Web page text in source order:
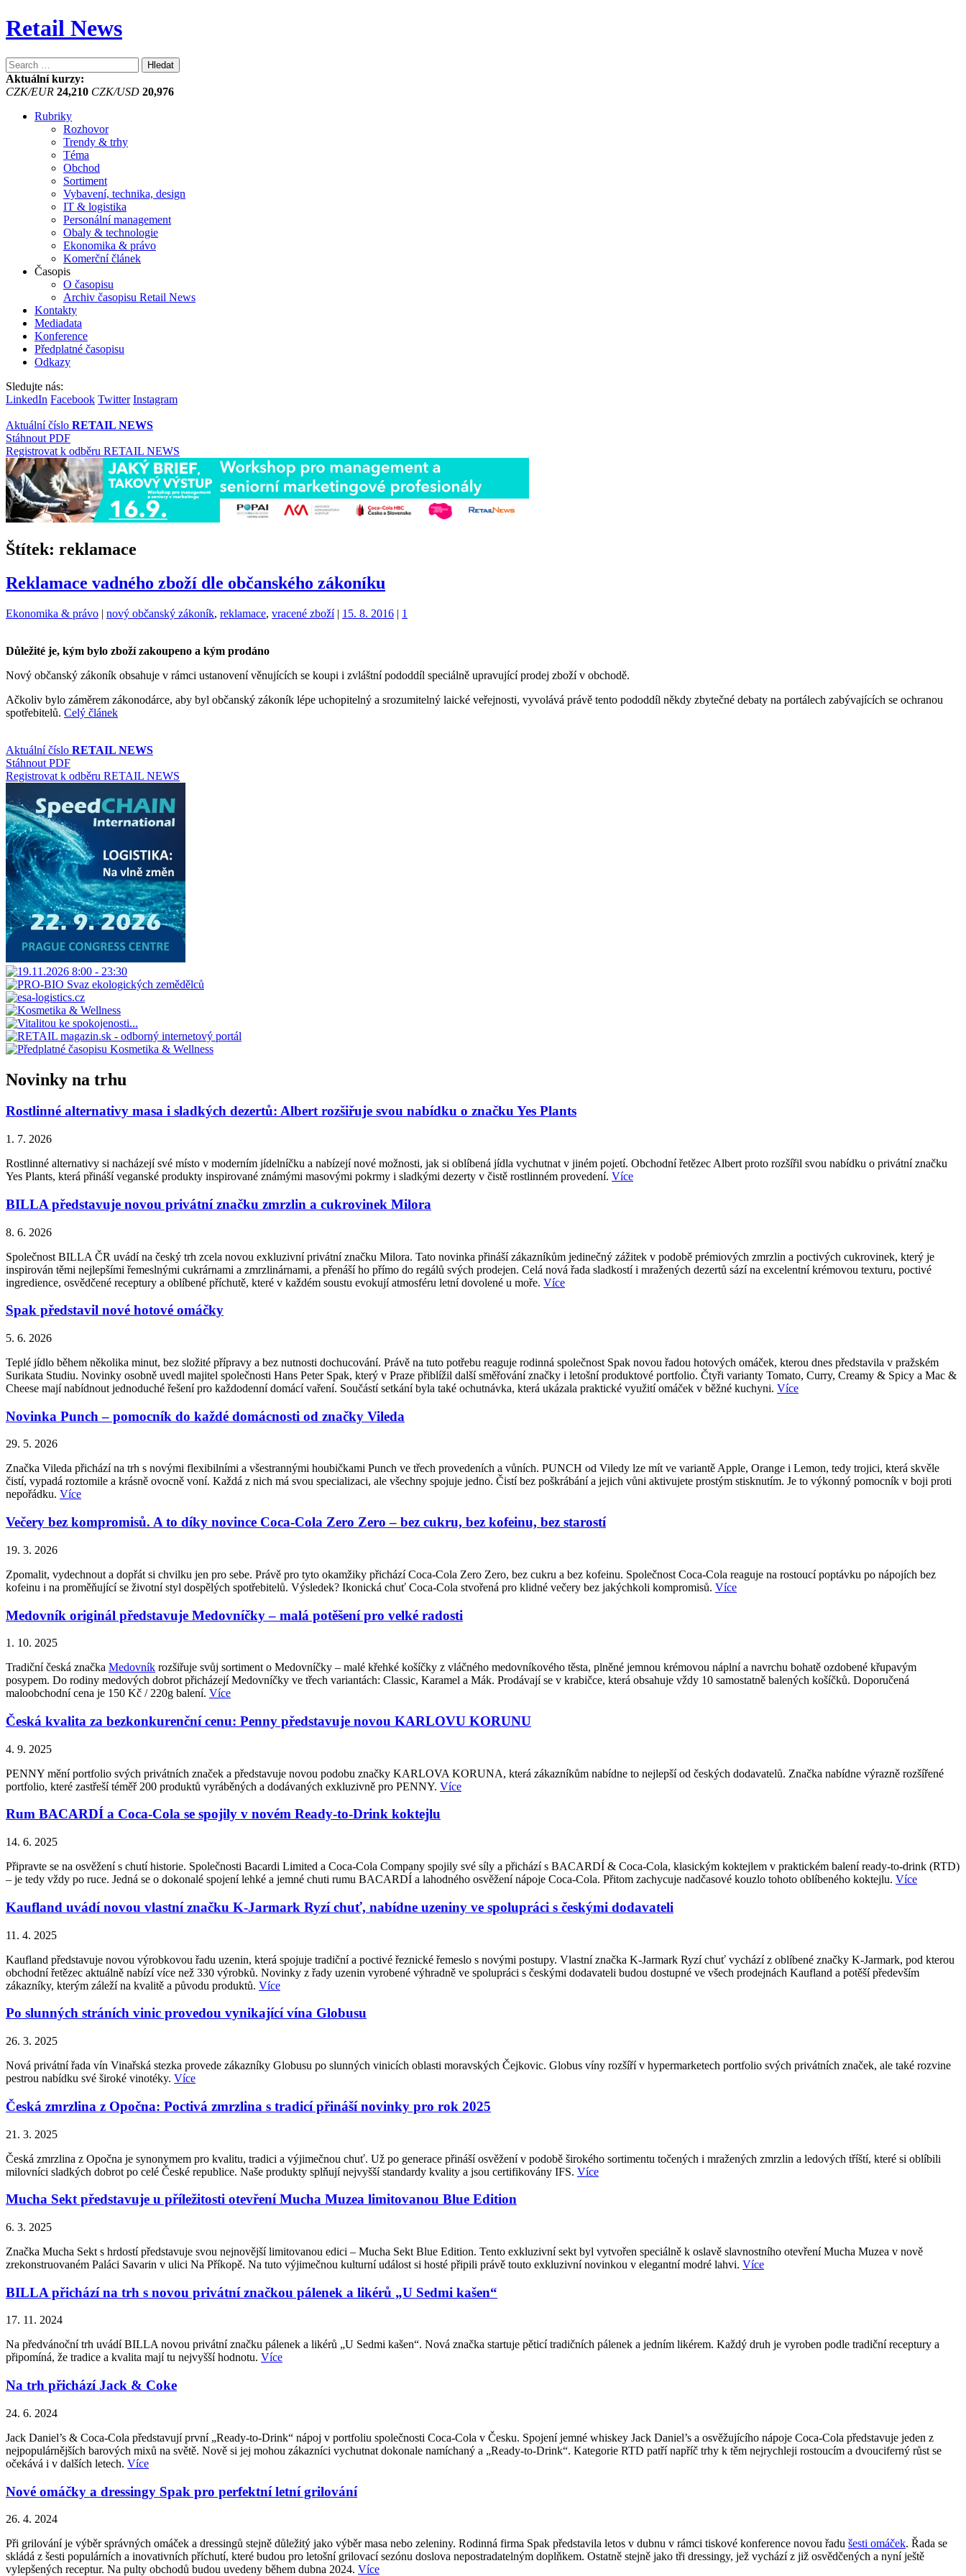
Retail News
Vyhledávání
Aktuální kurzy:
CZK/EUR 24,210 CZK/USD 20,976
Rubriky
Rozhovor
Trendy & trhy
Téma
Obchod
Sortiment
Vybavení, technika, design
IT & logistika
Personální management
Obaly & technologie
Ekonomika & právo
Komerční článek
Časopis
O časopisu
Archiv časopisu Retail News
Kontakty
Mediadata
Konference
Předplatné časopisu
Odkazy
Sledujte nás:
LinkedIn Facebook Twitter Instagram
Aktuální číslo RETAIL NEWS
Stáhnout PDF
Registrovat k odběru RETAIL NEWS
Štítek: reklamace
Reklamace vadného zboží dle občanského zákoníku
Kategorie:
Ekonomika & právo | Štítky:
nový občanský zákoník, reklamace, vracené zboží | 15. 8. 2016 | 1
Důležité je, kým bylo zboží zakoupeno a kým prodáno
Nový občanský zákoník obsahuje v rámci ustanovení věnujících se koupi i zvláštní pododdíl speciálně upravující prodej zboží v obchodě.
Ačkoliv bylo záměrem zákonodárce, aby byl občanský zákoník lépe uchopitelný a srozumitelný laické veřejnosti, vyvolává právě tento pododdíl někdy zbytečné debaty na portálech zabývajících se ochranou
spotřebitelů. Celý článek
Aktuální číslo RETAIL NEWS
Stáhnout PDF
Registrovat k odběru RETAIL NEWS
Novinky na trhu
Rostlinné alternativy masa i sladkých dezertů: Albert rozšiřuje svou nabídku o značku Yes Plants
1. 7. 2026
Rostlinné alternativy si nacházejí své místo v moderním jídelníčku a nabízejí nové možnosti, jak si oblíbená jídla vychutnat v jiném pojetí. Obchodní řetězec Albert proto rozšířil svou nabídku o privátní značku
Yes Plants, která přináší veganské produkty inspirované známými masovými pokrmy i sladkými dezerty v čistě rostlinném provedení. Více
BILLA představuje novou privátní značku zmrzlin a cukrovinek Milora
8. 6. 2026
Společnost BILLA ČR uvádí na český trh zcela novou exkluzivní privátní značku Milora. Tato novinka přináší zákazníkům jedinečný zážitek v podobě prémiových zmrzlin a poctivých cukrovinek, který je
inspirován těmi nejlepšími řemeslnými cukrárnami a zmrzlinárnami, a přenáší ho přímo do regálů svých prodejen. Celá nová řada sladkostí i mražených dezertů sází na excelentní krémovou texturu, poctivé
ingredience, osvědčené receptury a oblíbené příchutě, které v každém soustu evokují atmosféru letní dovolené u moře. Více
Spak představil nové hotové omáčky
5. 6. 2026
Teplé jídlo během několika minut, bez složité přípravy a bez nutnosti dochucování. Právě na tuto potřebu reaguje rodinná společnost Spak novou řadou hotových omáček, kterou dnes představila v pražském
Surikata Studiu. Novinky osobně uvedl majitel společnosti Hans Peter Spak, který v Praze přiblížil další směřování značky i letošní produktové portfolio. Čtyři varianty Tomato, Curry, Creamy & Spicy a Mac &
Cheese mají nabídnout jednoduché řešení pro každodenní domácí vaření. Součástí setkání byla také ochutnávka, která ukázala praktické využití omáček v běžné kuchyni. Více
Novinka Punch – pomocník do každé domácnosti od značky Vileda
29. 5. 2026
Značka Vileda přichází na trh s novými flexibilními a všestrannými houbičkami Punch ve třech provedeních a vůních. PUNCH od Viledy lze mít ve variantě Apple, Orange i Lemon, tedy trojici, která skvěle
čistí, vypadá roztomile a krásně ovocně voní. Každá z nich má svou specializaci, ale všechny spojuje jedno. Čistí bez poškrábání a jejich vůni aktivujete prostým stisknutím. Je to výkonný pomocník v boji proti
nepořádku. Více
Večery bez kompromisů. A to díky novince Coca-Cola Zero Zero – bez cukru, bez kofeinu, bez starostí
19. 3. 2026
Zpomalit, vydechnout a dopřát si chvilku jen pro sebe. Právě pro tyto okamžiky přichází Coca-Cola Zero Zero, bez cukru a bez kofeinu. Společnost Coca-Cola reaguje na rostoucí poptávku po nápojích bez
kofeinu i na proměňující se životní styl dospělých spotřebitelů. Výsledek? Ikonická chuť Coca-Cola stvořená pro klidné večery bez jakýchkoli kompromisů. Více
Medovník originál představuje Medovníčky – malá potěšení pro velké radosti
1. 10. 2025
Tradiční česká značka Medovník rozšiřuje svůj sortiment o Medovníčky – malé křehké košíčky z vláčného medovníkového těsta, plněné jemnou krémovou náplní a navrchu bohatě ozdobené křupavým
posypem. Do rodiny medových dobrot přicházejí Medovníčky ve třech variantách: Classic, Karamel a Mák. Prodávají se v krabičce, která obsahuje vždy 10 samostatně balených košíčků. Doporučená
maloobchodní cena je 150 Kč / 220g balení. Více
Česká kvalita za bezkonkurenční cenu: Penny představuje novou KARLOVU KORUNU
4. 9. 2025
PENNY mění portfolio svých privátních značek a představuje novou podobu značky KARLOVA KORUNA, která zákazníkům nabídne to nejlepší od českých dodavatelů. Značka nabídne výrazně rozšířené
portfolio, které zastřeší téměř 200 produktů vyráběných a dodávaných exkluzivně pro PENNY. Více
Rum BACARDÍ a Coca-Cola se spojily v novém Ready-to-Drink koktejlu
14. 6. 2025
Připravte se na osvěžení s chutí historie. Společnosti Bacardi Limited a Coca-Cola Company spojily své síly a přichází s BACARDÍ & Coca-Cola, klasickým koktejlem v praktickém balení ready-to-drink (RTD)
– je tedy vždy po ruce. Jedná se o dokonalé spojení lehké a jemné chuti rumu BACARDÍ a lahodného osvěžení nápoje Coca-Cola. Přitom zachycuje nadčasové kouzlo tohoto oblíbeného koktejlu. Více
Kaufland uvádí novou vlastní značku K-Jarmark Ryzí chuť, nabídne uzeniny ve spolupráci s českými dodavateli
11. 4. 2025
Kaufland představuje novou výrobkovou řadu uzenin, která spojuje tradiční a poctivé řeznické řemeslo s novými postupy. Vlastní značka K-Jarmark Ryzí chuť vychází z oblíbené značky K-Jarmark, pod kterou
obchodní řetězec aktuálně nabízí více než 330 výrobků. Novinky z řady uzenin vyrobené výhradně ve spolupráci s českými dodavateli budou dostupné ve všech prodejnách Kaufland a potěší především
zákazníky, kterým záleží na kvalitě a původu produktů. Více
Po slunných stráních vinic provedou vynikající vína Globusu
26. 3. 2025
Nová privátní řada vín Vinařská stezka provede zákazníky Globusu po slunných vinicích oblasti moravských Čejkovic. Globus víny rozšíří v hypermarketech portfolio svých privátních značek, ale také rozvine
pestrou nabídku své široké vinotéky. Více
Česká zmrzlina z Opočna: Poctivá zmrzlina s tradicí přináší novinky pro rok 2025
21. 3. 2025
Česká zmrzlina z Opočna je synonymem pro kvalitu, tradici a výjimečnou chuť. Už po generace přináší osvěžení v podobě širokého sortimentu točených i mražených zmrzlin a ledových tříští, které si oblíbili
milovníci sladkých dobrot po celé České republice. Naše produkty splňují nejvyšší standardy kvality a jsou certifikovány IFS. Více
Mucha Sekt představuje u příležitosti otevření Mucha Muzea limitovanou Blue Edition
6. 3. 2025
Značka Mucha Sekt s hrdostí představuje svou nejnovější limitovanou edici – Mucha Sekt Blue Edition. Tento exkluzivní sekt byl vytvořen speciálně k oslavě slavnostního otevření Mucha Muzea v nově
zrekonstruovaném Paláci Savarin v ulici Na Příkopě. Na tuto výjimečnou kulturní událost si hosté připili právě touto exkluzivní novinkou v elegantní modré lahvi. Více
BILLA přichází na trh s novou privátní značkou pálenek a likérů „U Sedmi kašen“
17. 11. 2024
Na předvánoční trh uvádí BILLA novou privátní značku pálenek a likérů „U Sedmi kašen“. Nová značka startuje pěticí tradičních pálenek a jedním likérem. Každý druh je vyroben podle tradiční receptury a
připomíná, že tradice a kvalita mají tu nejvyšší hodnotu. Více
Na trh přichází Jack & Coke
24. 6. 2024
Jack Daniel’s & Coca-Cola představují první „Ready-to-Drink“ nápoj v portfoliu společnosti Coca-Cola v Česku. Spojení jemné whiskey Jack Daniel’s a osvěžujícího nápoje Coca-Cola představuje jeden z
nejpopulárnějších barových mixů na světě. Nově si jej mohou zákazníci vychutnat dokonale namíchaný a „Ready-to-Drink“. Kategorie RTD patří napříč trhy k těm nejrychleji rostoucím a dvouciferný růst se
očekává i v dalších letech. Více
Nové omáčky a dressingy Spak pro perfektní letní grilování
26. 4. 2024
Při grilování je výběr správných omáček a dressingů stejně důležitý jako výběr masa nebo zeleniny. Rodinná firma Spak představila letos v dubnu v rámci tiskové konference novou řadu šesti omáček. Řada se
skládá z šesti populárních a inovativních příchutí, které budou pro letošní grilovací sezónu doslova nepostradatelným doplňkem. Ostatně stejně jako tři dressingy, jež vychází z již osvědčených a nyní ještě
vylepšených receptur. Na pulty obchodů budou uvedeny během dubna 2024. Více